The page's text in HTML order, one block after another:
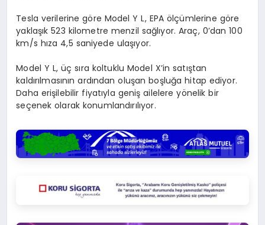
Tesla verilerine göre Model Y L, EPA ölçümlerine göre
yaklaşık 523 kilometre menzil sağlıyor. Araç, 0’dan 100
km/s hıza 4,5 saniyede ulaşıyor.
Model Y L, üç sıra koltuklu Model X’in satıştan
kaldırılmasının ardından oluşan boşluğa hitap ediyor.
Daha erişilebilir fiyatıyla geniş ailelere yönelik bir
seçenek olarak konumlandırılıyor.